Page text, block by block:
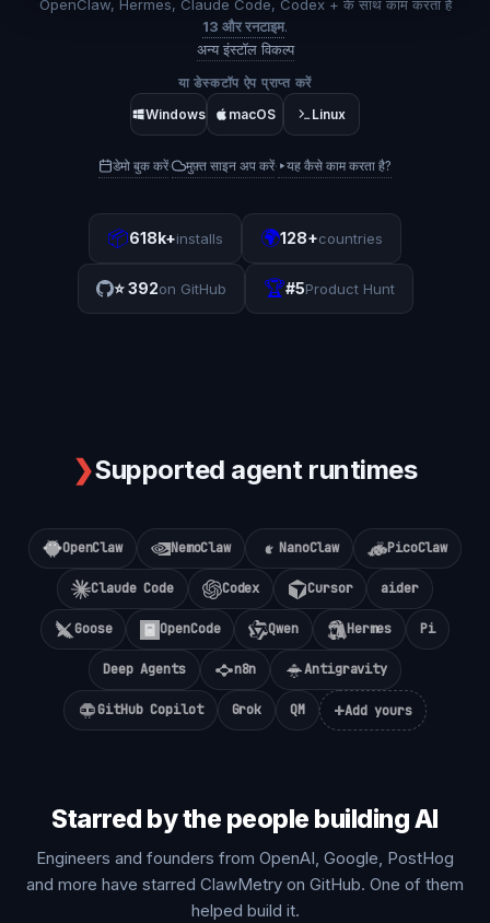
OpenClaw, Hermes, Claude Code, Codex + के साथ काम करता है
13 और रनटाइम.
अन्य इंस्टॉल विकल्प
या डेस्कटॉप ऐप प्राप्त करें
Windows
macOS Linux
डेमो बुक करें· मुफ़्त साइन अप करें· ▸यह कैसे काम करता है?
📦618k+installs 🌍128+countries
⭐392on GitHub 🏆#5Product Hunt
❯Supported agent runtimes
OpenClaw NemoClaw NanoClaw PicoClaw
Claude Code Codex Cursor aider
Goose OpenCode Qwen Hermes Pi
Deep Agents n8n Antigravity
GitHub Copilot Grok QM +Add yours
Starred by the people building AI
Engineers and founders from OpenAI, Google, PostHog
and more have starred ClawMetry on GitHub. One of them
helped build it.